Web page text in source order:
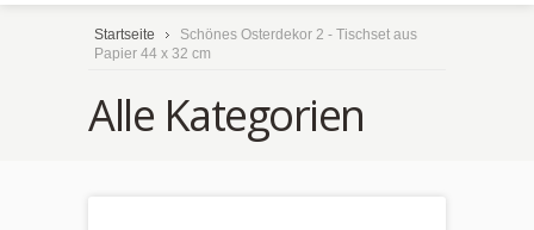
Startseite
Schönes Osterdekor 2 - Tischset aus
Papier 44 x 32 cm
Alle Kategorien